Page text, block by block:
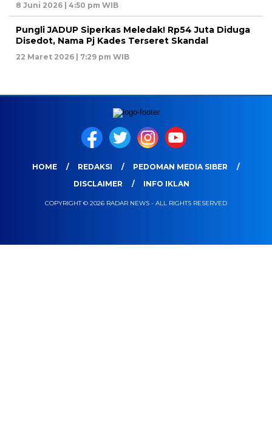
8 Juni 2026 | 4:50 pm WIB
Pungli JADUP Siperkas Meledak! Rp54 Juta Diduga
Disedot, Nama Pj Kades Terseret Skandal
22 Maret 2026 | 7:29 pm WIB
HOME REDAKSI
PEDOMAN MEDIA SIBER
DISCLAIMER
INFO IKLAN
COPYRIGHT © 2026 RADAR NEWS - ALL RIGHTS RESERVED